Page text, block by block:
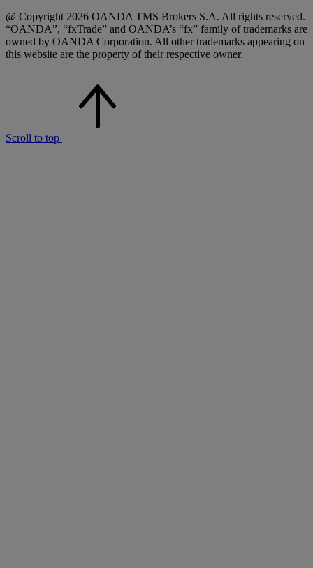
@ Copyright 2026 OANDA TMS Brokers S.A. All rights reserved.
“OANDA”, “fxTrade” and OANDA’s “fx” family of trademarks are
owned by OANDA Corporation. All other trademarks appearing on
this website are the property of their respective owner.
Scroll to top